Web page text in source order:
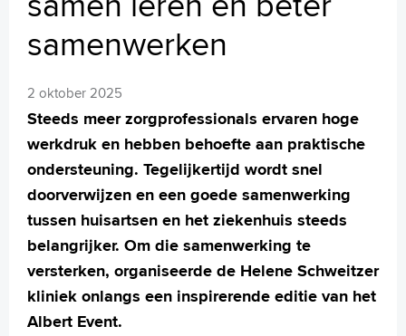
MijnASz
Verwijzers
Wetenschappelijk onderzoek
+
Voorleesfunctie
Zoeken
English
Français
samenwerken
2 oktober 2025
Steeds meer zorgprofessionals ervaren hoge
werkdruk en hebben behoefte aan praktische
ondersteuning. Tegelijkertijd wordt snel
doorverwijzen en een goede samenwerking
tussen huisartsen en het ziekenhuis steeds
belangrijker. Om die samenwerking te
versterken, organiseerde de Helene Schweitzer
kliniek onlangs een inspirerende editie van het
Albert Event.